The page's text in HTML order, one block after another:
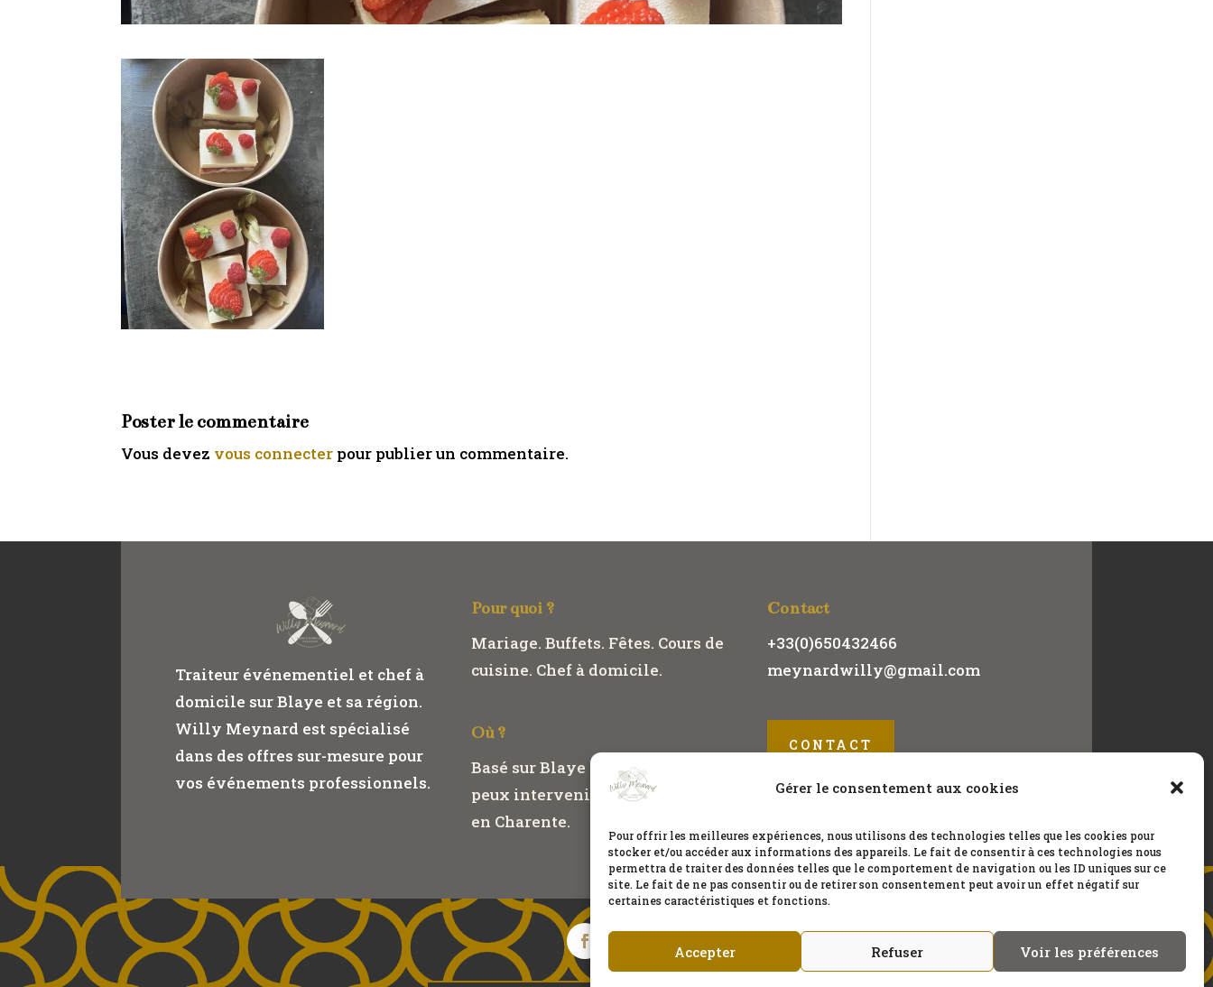
Gérer le consentement aux cookies
Pour offrir les meilleures expériences, nous utilisons des technologies telles que les cookies pour
stocker et/ou accéder aux informations des appareils. Le fait de consentir à ces technologies nous
permettra de traiter des données telles que le comportement de navigation ou les ID uniques sur ce
site. Le fait de ne pas consentir ou de retirer son consentement peut avoir un effet négatif sur
certaines caractéristiques et fonctions.
Accepter Refuser Voir les préférences
Poster le commentaire
Vous devez vous connecter pour publier un commentaire.
Traiteur événementiel et chef à
domicile sur Blaye et sa région.
Willy Meynard est spécialisé
dans des offres sur-mesure pour
vos événements professionnels.
Pour quoi ?
Mariage. Buffets. Fêtes. Cours de
cuisine. Chef à domicile.
Où ?
Basé sur Blaye et sa région. Je
peux intervenir en Aquitaine et
en Charente.
Contact
+33(0)650432466
meynardwilly@gmail.com
CONTACT